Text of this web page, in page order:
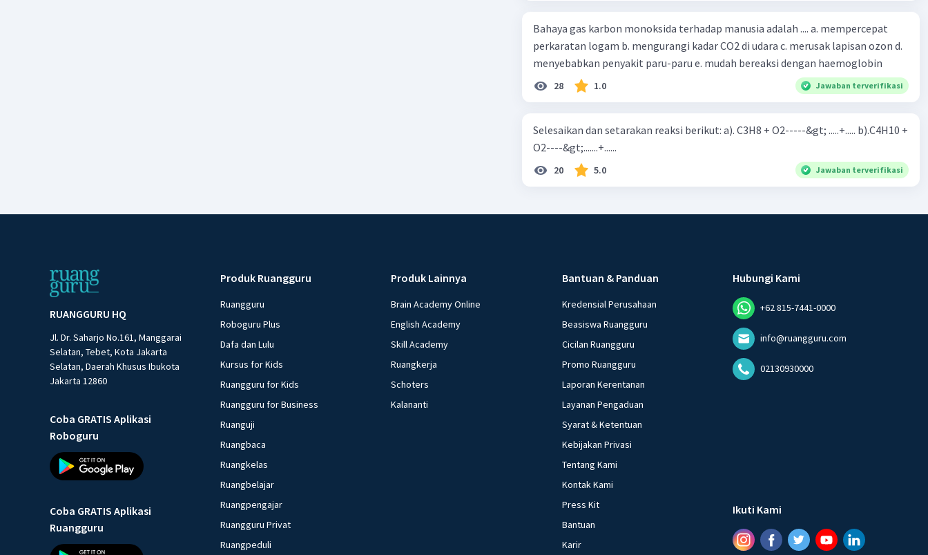
Bahaya gas karbon monoksida terhadap manusia adalah .... a. mempercepat
perkaratan logam b. mengurangi kadar CO2 di udara c. merusak lapisan ozon d.
menyebabkan penyakit paru-paru e. mudah bereaksi dengan haemoglobin
28 1.0 Jawaban terverifikasi
Selesaikan dan setarakan reaksi berikut: a). C3H8 + O2-----&gt; .....+..... b).C4H10 +
O2----&gt;.......+......
20 5.0 Jawaban terverifikasi
RUANGGURU HQ
Jl. Dr. Saharjo No.161, Manggarai
Selatan, Tebet, Kota Jakarta
Selatan, Daerah Khusus Ibukota
Jakarta 12860
Coba GRATIS Aplikasi
Roboguru
Coba GRATIS Aplikasi
Ruangguru
Produk Ruangguru
Ruangguru
Roboguru Plus
Dafa dan Lulu
Kursus for Kids
Ruangguru for Kids
Ruangguru for Business
Ruanguji
Ruangbaca
Ruangkelas
Ruangbelajar
Ruangpengajar
Ruangguru Privat
Ruangpeduli
Produk Lainnya
Brain Academy Online
English Academy
Skill Academy
Ruangkerja
Schoters
Kalananti
Bantuan & Panduan
Kredensial Perusahaan
Beasiswa Ruangguru
Cicilan Ruangguru
Promo Ruangguru
Laporan Kerentanan
Layanan Pengaduan
Syarat & Ketentuan
Kebijakan Privasi
Tentang Kami
Kontak Kami
Press Kit
Bantuan
Karir
Hubungi Kami
+62 815-7441-0000
info@ruangguru.com
02130930000
Ikuti Kami